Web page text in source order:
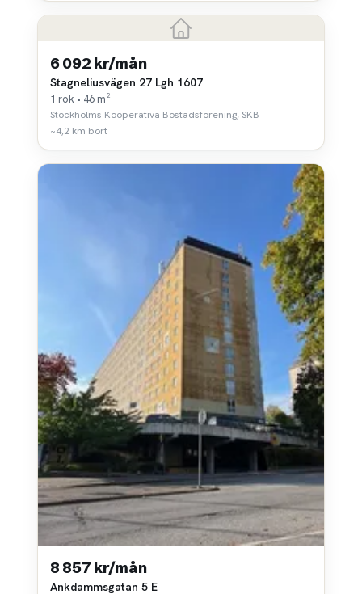
6 092 kr/mån
Stagneliusvägen 27 Lgh 1607
1 rok • 46 m²
Stockholms Kooperativa Bostadsförening, SKB
~4,2 km bort
8 857 kr/mån
Ankdammsgatan 5 E